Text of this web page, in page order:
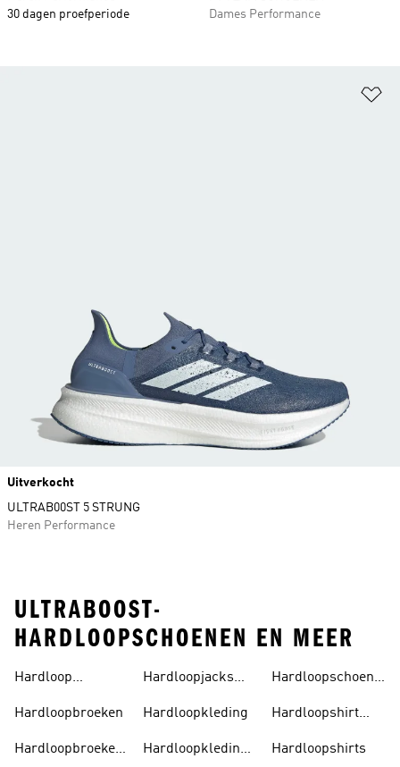
30 dagen proefperiode
Dames Performance
Uitverkocht
ULTRAB00ST 5 STRUNG
Heren Performance
ULTRABOOST-
HARDLOOPSCHOENEN EN MEER
Hardloop
Hardloopbroeken
Hardloopbroeken
Hardloopjacks
Hardloopkleding
Hardloopkleding
Hardloopschoenen
Hardloopshirt
Hardloopshirts